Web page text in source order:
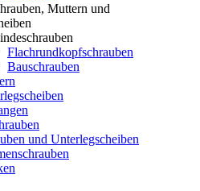
Muttern und
Flachrundkopfschrauben
Bauschrauben
und Unterlegscheiben